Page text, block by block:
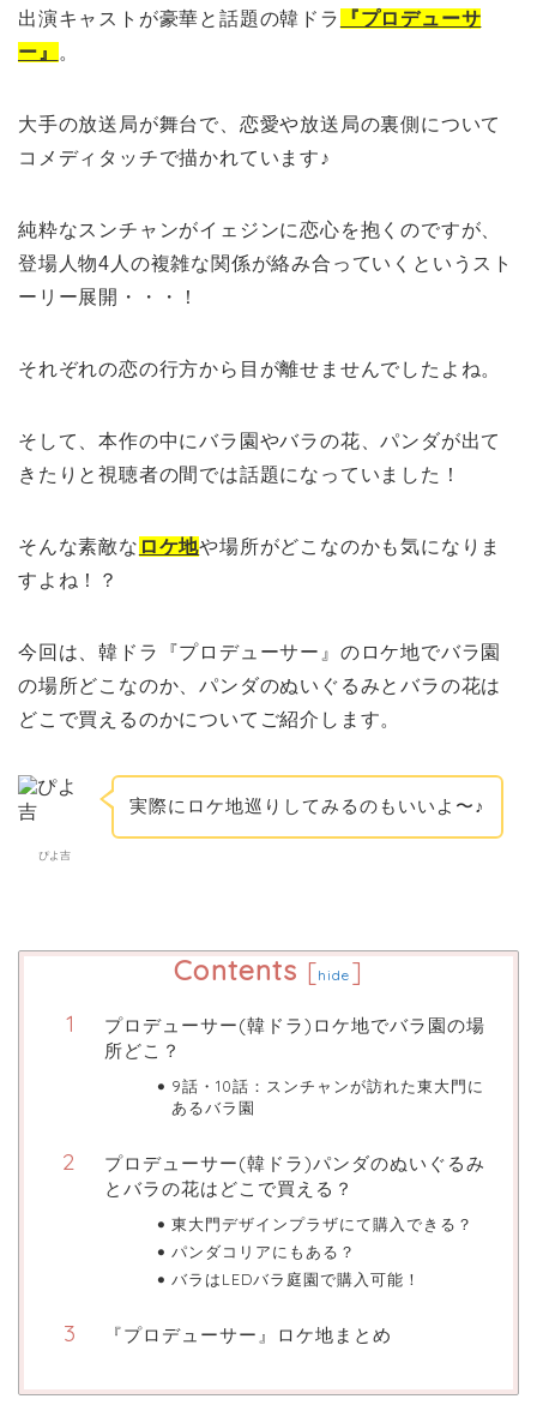
出演キャストが豪華と話題の韓ドラ
『プロデューサ
ー』
。
大手の放送局が舞台で、恋愛や放送局の裏側について
コメディタッチで描かれています♪
純粋なスンチャンがイェジンに恋心を抱くのですが、
登場人物4人の複雑な関係が絡み合っていくというスト
ーリー展開・・・！
それぞれの恋の行方から目が離せませんでしたよね。
そして、本作の中にバラ園やバラの花、パンダが出て
きたりと視聴者の間では話題になっていました！
そんな素敵な ロケ地や場所がどこなのかも気になりま
すよね！？
今回は、韓ドラ『プロデューサー』のロケ地でバラ園
の場所どこなのか、パンダのぬいぐるみとバラの花は
どこで買えるのかについてご紹介します。
ぴよ吉
実際にロケ地巡りしてみるのもいいよ〜♪
Contents [hide ]
プロデューサー(韓ドラ)ロケ地でバラ園の場
所どこ？
9話・10話：スンチャンが訪れた東大門に
あるバラ園
プロデューサー(韓ドラ)パンダのぬいぐるみ
とバラの花はどこで買える？
東大門デザインプラザにて購入できる？
パンダコリアにもある？
バラはLEDバラ庭園で購入可能！
『プロデューサー』ロケ地まとめ